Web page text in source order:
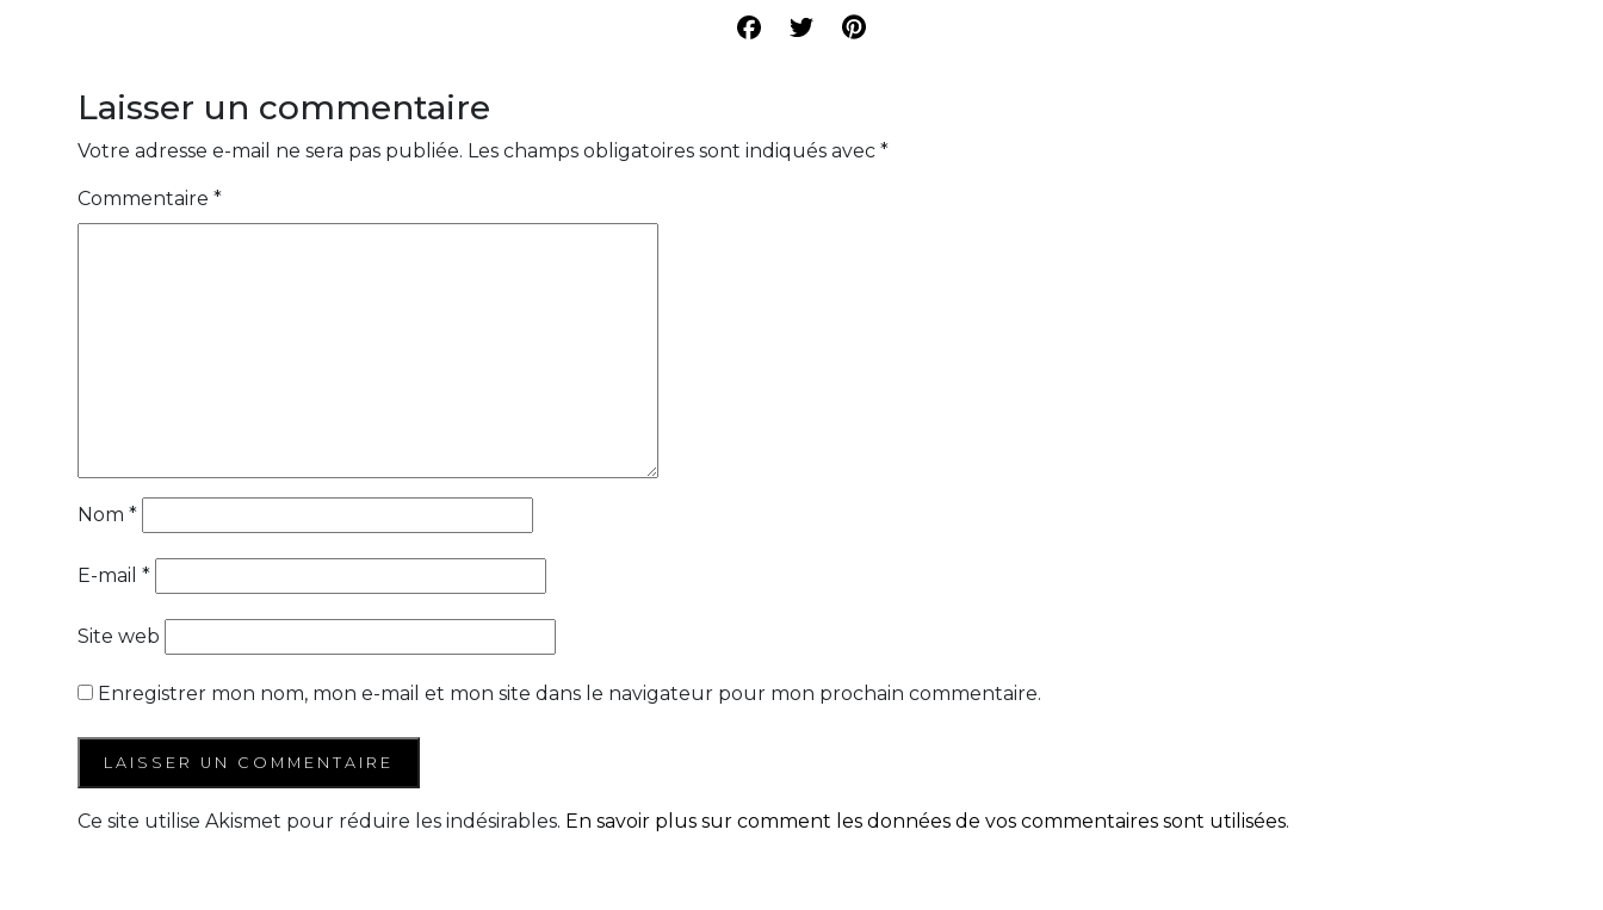
Laisser un commentaire
Votre adresse e-mail ne sera pas publiée. Les champs obligatoires sont indiqués avec *
Commentaire *
Nom *
E-mail *
Site web
Enregistrer mon nom, mon e-mail et mon site dans le navigateur pour mon prochain commentaire.
Ce site utilise Akismet pour réduire les indésirables. En savoir plus sur comment les données de vos commentaires sont utilisées.